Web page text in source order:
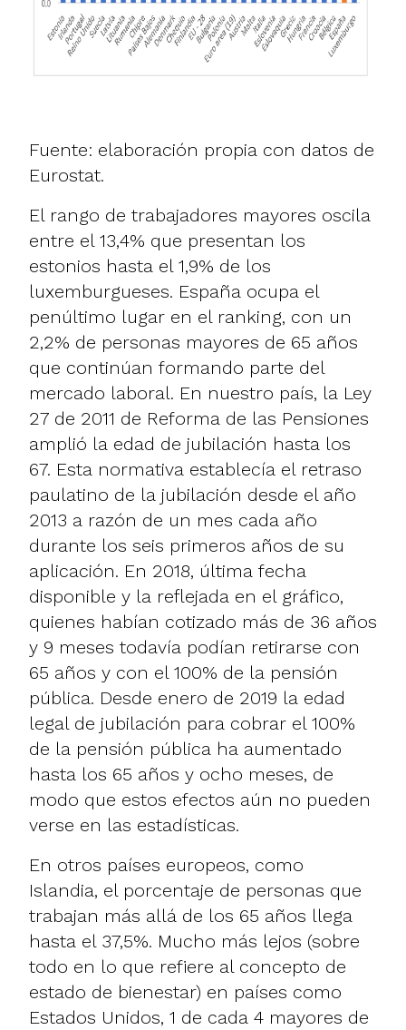
Fuente: elaboración propia con datos de
Eurostat.
El rango de trabajadores mayores oscila
entre el 13,4% que presentan los
estonios hasta el 1,9% de los
luxemburgueses. España ocupa el
penúltimo lugar en el ranking, con un
2,2% de personas mayores de 65 años
que continúan formando parte del
mercado laboral. En nuestro país, la Ley
27 de 2011 de Reforma de las Pensiones
amplió la edad de jubilación hasta los
67. Esta normativa establecía el retraso
paulatino de la jubilación desde el año
2013 a razón de un mes cada año
durante los seis primeros años de su
aplicación. En 2018, última fecha
disponible y la reflejada en el gráfico,
quienes habían cotizado más de 36 años
y 9 meses todavía podían retirarse con
65 años y con el 100% de la pensión
pública. Desde enero de 2019 la edad
legal de jubilación para cobrar el 100%
de la pensión pública ha aumentado
hasta los 65 años y ocho meses, de
modo que estos efectos aún no pueden
verse en las estadísticas.
En otros países europeos, como
Islandia, el porcentaje de personas que
trabajan más allá de los 65 años llega
hasta el 37,5%. Mucho más lejos (sobre
todo en lo que refiere al concepto de
estado de bienestar) en países como
Estados Unidos, 1 de cada 4 mayores de